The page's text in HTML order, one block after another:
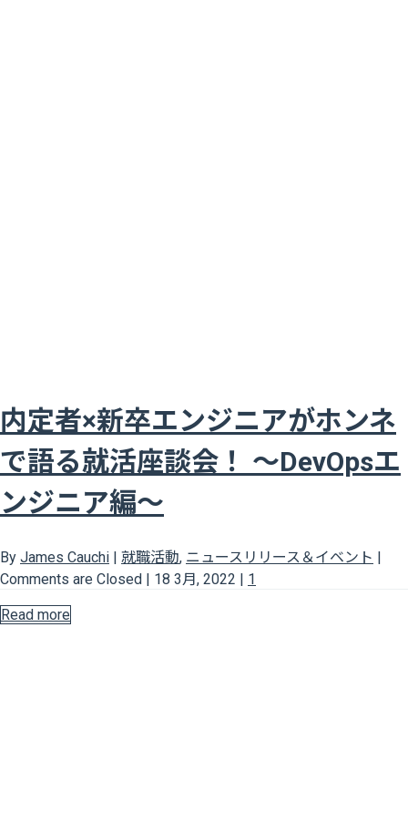
内定者×新卒エンジニアがホンネ
で語る就活座談会！ ～DevOpsエ
ンジニア編～
By James Cauchi 就職活動, ニュースリリース＆イベント
Comments are Closed
18 3月, 2022 1
Read more